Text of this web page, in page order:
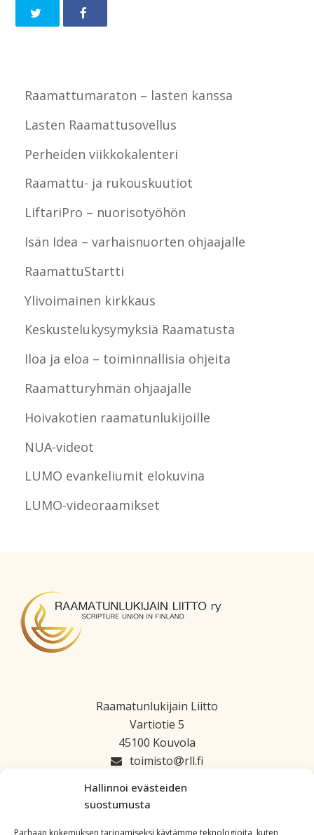
Hallinnoi evästeiden
suostumusta
Parhaan kokemuksen tarjoamiseksi käytämme teknologioita, kuten
Raamattumaraton – lasten kanssa
Lasten Raamattusovellus
Perheiden viikkokalenteri
Raamattu- ja rukouskuutiot
LiftariPro – nuorisotyöhön
Isän Idea – varhaisnuorten ohjaajalle
RaamattuStartti
Ylivoimainen kirkkaus
Keskustelukysymyksiä Raamatusta
Iloa ja eloa – toiminnallisia ohjeita
Raamatturyhmän ohjaajalle
Hoivakotien raamatunlukijoille
NUA-videot
LUMO evankeliumit elokuvina
LUMO-videoraamikset
Raamatunlukijain Liitto
Vartiotie 5
45100 Kouvola
toimisto
rll.fi